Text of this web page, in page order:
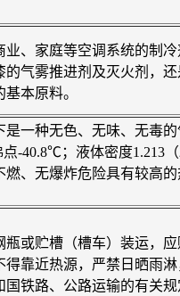
业、家庭等空调系统的制
的气雾推进剂及灭火剂，
本原料。
是一种无色、无味、无毒
-40.8℃；液体密度1.213
燃、无爆炸危险具有较高
瓶或贮槽（槽车）装运，
得靠近热源，严禁日晒雨
国铁路、公路运输的有关规